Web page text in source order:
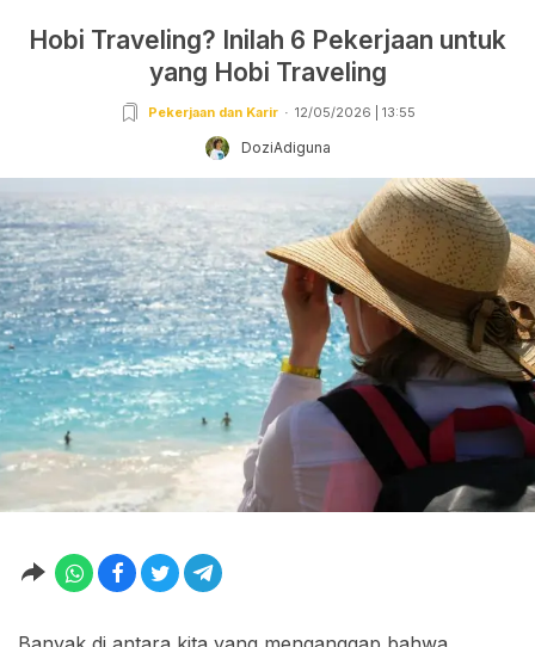
Hobi Traveling? Inilah 6 Pekerjaan untuk
yang Hobi Traveling
Pekerjaan dan Karir 12/05/2026 | 13:55
DoziAdiguna